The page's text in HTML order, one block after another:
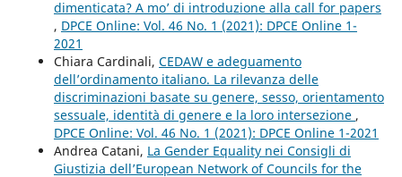
dimenticata? A mo’ di introduzione alla call for papers
, DPCE Online: Vol. 46 No. 1 (2021): DPCE Online 1-
2021
Chiara Cardinali, CEDAW e adeguamento
dell’ordinamento italiano. La rilevanza delle
discriminazioni basate su genere, sesso, orientamento
sessuale, identità di genere e la loro intersezione ,
DPCE Online: Vol. 46 No. 1 (2021): DPCE Online 1-2021
Andrea Catani, La Gender Equality nei Consigli di
Giustizia dell’European Network of Councils for the